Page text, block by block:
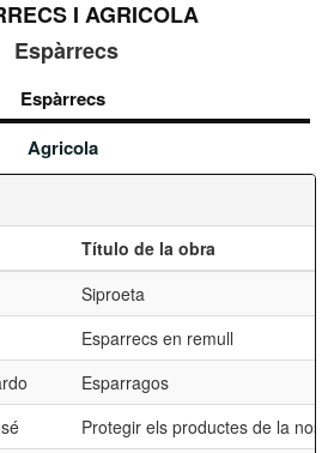
I AGRICOLA
Espàrrecs
Espàrrecs
Agricola
Título de la obra
Siproeta
Esparrecs en remull
Esparragos
Protegir els productes de la